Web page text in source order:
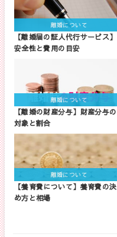
離婚について
【離婚届の証人代行サービス】
安全性と費用の目安
離婚について
【離婚の財産分与】財産分与の
対象と割合
離婚について
【養育費について】養育費の決
め方と相場